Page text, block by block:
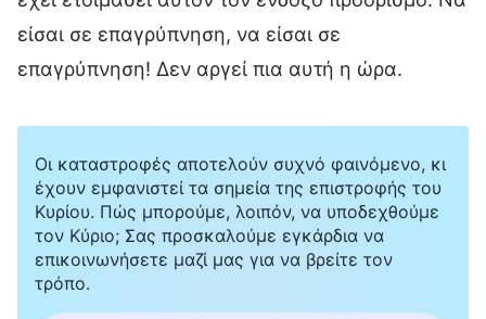
είσαι σε επαγρύπνηση, να είσαι σε
επαγρύπνηση! Δεν αργεί πια αυτή η ώρα.
Οι καταστροφές αποτελούν συχνό φαινόμενο, κι
έχουν εμφανιστεί τα σημεία της επιστροφής του
Κυρίου. Πώς μπορούμε, λοιπόν, να υποδεχθούμε
τον Κύριο; Σας προσκαλούμε εγκάρδια να
επικοινωνήσετε μαζί μας για να βρείτε τον
τρόπο.